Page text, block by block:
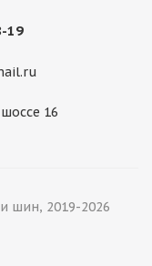
19
16
шин, 2019-2026